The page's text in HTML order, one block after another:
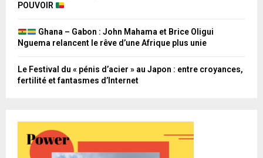
POUVOIR
Ghana – Gabon : John Mahama et Brice Oligui
Nguema relancent le rêve d’une Afrique plus unie
Le Festival du « pénis d’acier » au Japon : entre croyances,
fertilité et fantasmes d’Internet